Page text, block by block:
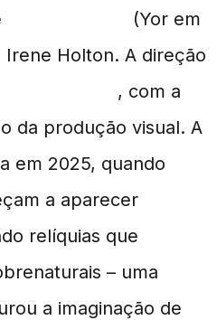
(Yor em
Irene Holton. A direção
, com a
da produção visual. A
em 2025, quando
a aparecer
relíquias que
– uma
a imaginação de